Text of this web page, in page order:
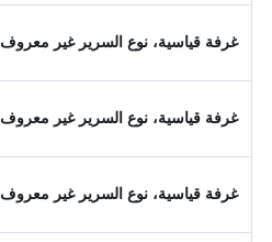
غرفة قياسية، نوع السرير غير معروف
غرفة قياسية، نوع السرير غير معروف
غرفة قياسية، نوع السرير غير معروف